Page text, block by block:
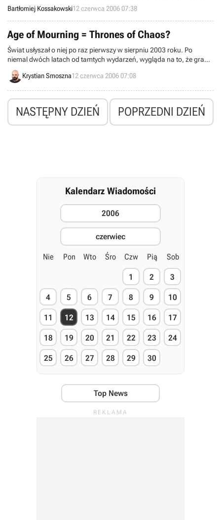
zarazem posiadaczem przenośnej konsoli Playstation Portable,
postanowił niedawno ukraść ze sklepu sieci Blockbuster zestaw
gier…
Bartłomiej Kossakowski12 czerwca 2006 07:38
Age of Mourning = Thrones of Chaos?
Świat usłyszał o niej po raz pierwszy w sierpniu 2003 roku. Po
niemal dwóch latach od tamtych wydarzeń, wygląda na to, że gra
Realms of Torment (przemianowana później na Mourning i Age of
Mourning), po raz kolejny zmieniła nazwę – tym razem na Throne of
Krystian Smoszna12 czerwca 2006 07:08
NASTĘPNY DZIEŃ POPRZEDNI DZIEŃ
Kalendarz Wiadomości
2006
czerwiec
Nie Pon Wto Śro Czw Pią Sob
1 2 3
4 5 6 7 8 9 10
11 12 13 14 15 16 17
18 19 20 21 22 23 24
25 26 27 28 29 30
Top News